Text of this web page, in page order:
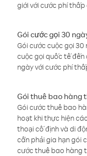
giới với cước phí thấp
Gói cước gọi 30
Gói cước cuộc gọi
cuộc gọi quốc tế
ngày với cước phí
Gói thuê bao hàng
Gói cước thuê bao
hoạt khi thực hiện
thoại cố định và di
cần phải gia hạn gói
cước thuê bao hàng